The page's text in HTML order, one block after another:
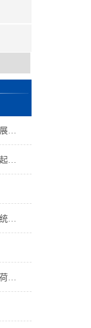
铸件清砂高压清洗机应大力发展技术研究
超高压清洗机是近几十年来兴起的新型清洗设备
超高压清洗机技术日益走向系统专业化
高压水射流清洗设备的用电负荷的一些介绍